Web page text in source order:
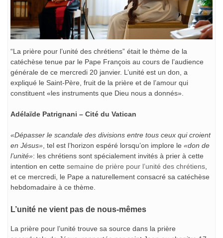
“La prière pour l’unité des chrétiens” était le thème de la
catéchèse tenue par le Pape François au cours de l’audience
générale de ce mercredi 20 janvier. L’unité est un don, a
expliqué le Saint-Père, fruit de la prière et de l’amour qui
constituent «les instruments que Dieu nous a donnés».
Adélaïde Patrignani – Cité du Vatican
«Dépasser le scandale des divisions entre tous ceux qui croient
en Jésus» , tel est l’horizon espéré lorsqu’on implore le «don de
l’unité»: les chrétiens sont spécialement invités à prier à cette
intention en cette semaine de prière pour l’unité des chrétiens
et ce mercredi, le Pape a naturellement consacré sa catéchèse
hebdomadaire à ce thème.
L’unité ne vient pas de nous-mêmes
La prière pour l’unité trouve sa source dans la prière